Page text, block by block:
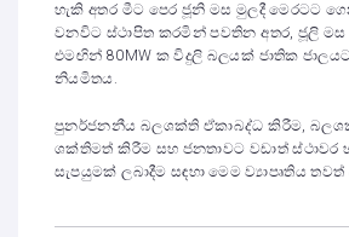
හැකි අතර මීට පෙර ජූනි මස මුලදී මෙරටට
වනවිට ස්ථාපිත කරමින් පවතින අතර, ජූලි
එමඟින් 80MW ක විදුලි බලයක් ජාතික
නියමිතය.
පුනර්ජනනීය බලශක්ති ඒකාබද්ධ කිරීම,
ශක්තිමත් කිරීම සහ ජනතාවට වඩාත් ස්ථාවර
සැපයුමක් ලබාදීම සඳහා මෙම ව්‍යාපෘතිය